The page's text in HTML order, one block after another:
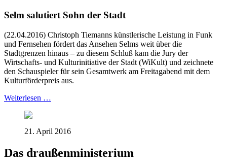
Selm salutiert Sohn der Stadt
(22.04.2016) Christoph Tiemanns künstlerische Leistung in Funk
und Fernsehen fördert das Ansehen Selms weit über die
Stadtgrenzen hinaus – zu diesem Schluß kam die Jury der
Wirtschafts- und Kulturinitiative der Stadt (WiKult) und zeichnete
den Schauspieler für sein Gesamtwerk am Freitagabend mit dem
Kulturförderpreis aus.
Weiterlesen …
21. April 2016
Das draußenministerium